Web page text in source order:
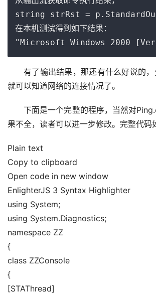
string strRst =
在本机测试得到如下结果：
"Microsoft Windows 2000
有了输出结果，那还有什么好说的
就可以知道网络的连接情况了。
下面是一个完整的程序，当然对
果不全，读者可以进一步修改。完整代码
Plain text
Copy to clipboard
Open code in new window
EnlighterJS 3 Syntax Highlighter
using System;
using System.Diagnostics;
namespace ZZ
{
class ZZConsole
{
[STAThread]